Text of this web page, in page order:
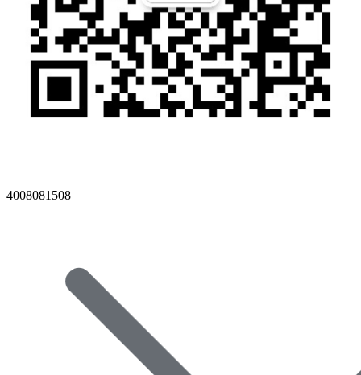
4008081508